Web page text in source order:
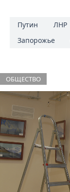
Путин ЛНР
Запорожье
ОБЩЕСТВО